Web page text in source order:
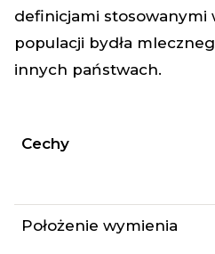
definicjami stosowanymi
populacji bydła
innych państwach.
Cechy
Położenie wymienia